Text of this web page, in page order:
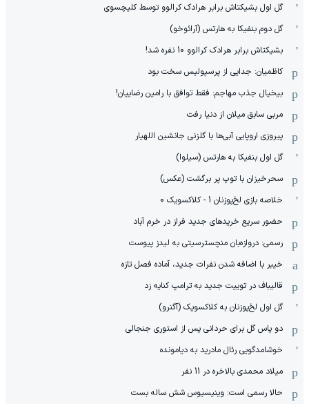
گل اول بشیکتاش برابر هرادک کرالوو توسط کلیچسوی
گل دوم بنفیکا به هارتس (آرائوخو)
بشیکتاش برابر هرادک کرالوو 10 نفره شد!
کاظمیان: جدایی از پرسپولیس سخت بود
بیخیال جذب مهاجم: فقط توافق با رامین رضاییان!
مربی سابق میلان از دنیا رفت
پیروزی اروپایی آبی‌ها با گلزنی جانشین اللهیار
گل اول بنفیکا به هارتس (سیلوا)
سحرخیزان با توپ پر برگشت (عکس)
خلاصه بازی لخ‌پوزنان 1 - کلاکسویک 0
حضور سریع خریدهای جدید فراز در خرم آباد
رسمی: دروازه‌بان منچسترسیتی به لیدز پیوست
خیبر با اضافه شدن نفرات جدید، آماده فصل تازه
قالیباف در توییت جدید به ترامپ کنایه زد
گل اول لخ‌پوزنان به کلاکسویک (آگنرو)
دو پاس گل برای حردانی پس از استوری جنجالی
خوشامدگویی رئال مادرید به دیامونده
میلاد محمدی بالاخره در 11 نفر
حالا رسمی است: وینیسیوس شش ساله بست